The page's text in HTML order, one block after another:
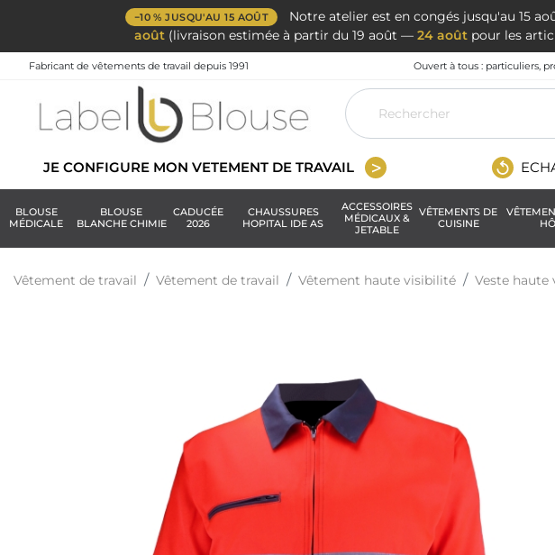
−10 % JUSQU'AU 15 AOÛT Notre atelier est en congés jusqu'au 15
août (livraison estimée à partir du 19 août — 24 août pour les
Fabricant de vêtements de travail depuis 1991 Ouvert à tous : particuliers,
JE CONFIGURE MON VETEMENT DE TRAVAIL
BLOUSE
MÉDICALE
BLOUSE
BLANCHE CHIMIE
CADUCÉE
2026
CHAUSSURES
HOPITAL IDE AS
ACCESSOIRES
MÉDICAUX &
JETABLE
VÊTEMENTS DE
CUISINE
Vêtement de travail Vêtement de travail Vêtement haute visibilité Veste haute